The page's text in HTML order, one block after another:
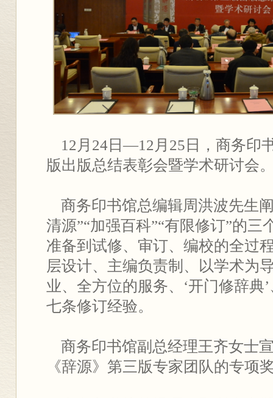
12月24日—12月25日，商务印
版出版总结表彰会暨学术研讨会
商务印书馆总编辑周洪波先生
清源”“加强百科”“有限修订”的三
准备到试修、审订、编校的全过
层设计、主编负责制、以学术为
业、全方位的服务、‘开门修辞典
七条修订经验。
商务印书馆副总经理王齐女士
《辞源》第三版专家团队的专项